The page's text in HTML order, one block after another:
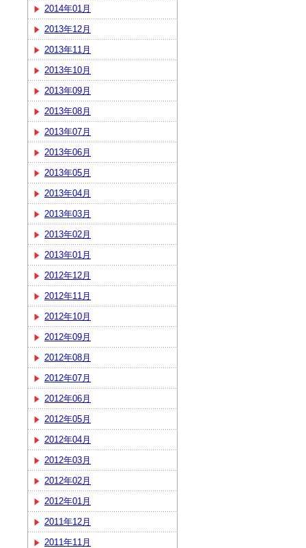
2014年01月
2013年12月
2013年11月
2013年10月
2013年09月
2013年08月
2013年07月
2013年06月
2013年05月
2013年04月
2013年03月
2013年02月
2013年01月
2012年12月
2012年11月
2012年10月
2012年09月
2012年08月
2012年07月
2012年06月
2012年05月
2012年04月
2012年03月
2012年02月
2012年01月
2011年12月
2011年11月